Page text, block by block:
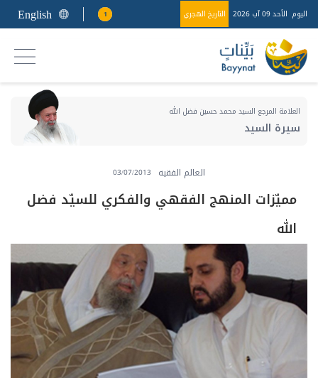
اليوم الأحد 09 آب 2026 التاريخ الهجري 1
English
العلامة المرجع السيد محمد حسين فضل الله
سيرة السيد
العالم الفقيه 03/07/2013
مميّزات المنهج الفقهي والفكري للسيّد فضل
الله